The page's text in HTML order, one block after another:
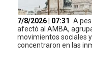
7/8/2026 | 07:31 A
afectó al AMBA,
movimientos sociales
concentraron en las